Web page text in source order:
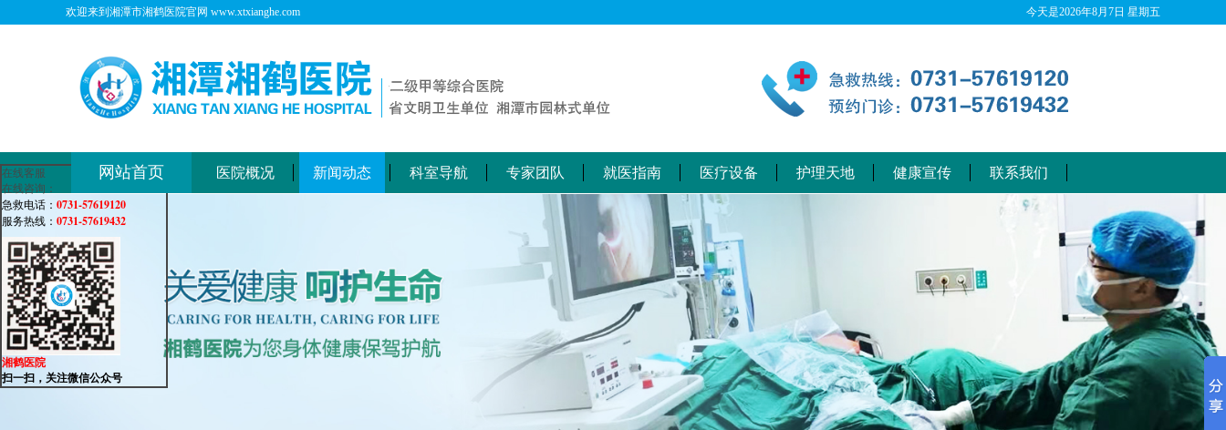
欢迎来到湘潭市湘鹤医院官网 www.xtxianghe.com 今天是2026年8月7日 星期五
网站首页 医院概况 新闻动态 科室导航 专家团队 就医指南 医疗设备 护理天地 健康宣传 联系我们
在线客服
在线咨询：
急救电话： 0731-57619120
服务热线： 0731-57619432
湘鹤医院
扫一扫，关注微信公众号